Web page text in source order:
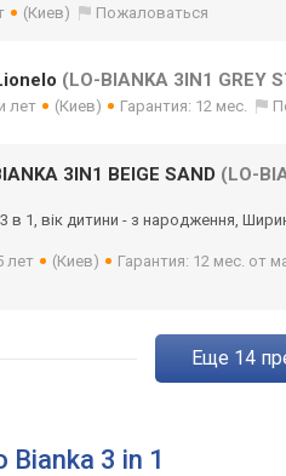
(Киев) Пожаловаться
(LO-BIANKA 3IN1 GREY
лет (Киев) Гарантия: 12 мес.
3IN1 BEIGE SAND (LO-
в 1, вік дитини - з народження,
лет (Киев)
Гарантия: 12 мес. от
eще 14
3 in 1